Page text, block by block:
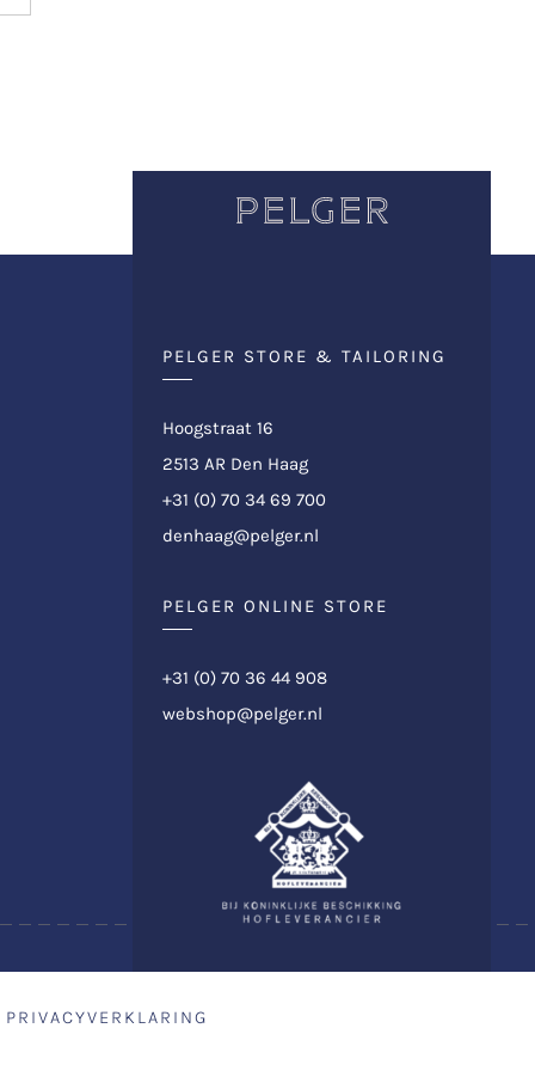
PELGER STORE & TAILORING
Hoogstraat 16
2513 AR Den Haag
+31 (0) 70 34 69 700
denhaag@pelger.nl
PELGER ONLINE STORE
+31 (0) 70 36 44 908
webshop@pelger.nl
PRIVACYVERKLARING